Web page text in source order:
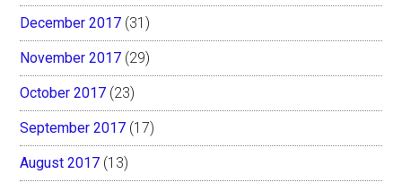
December 2017 (31)
November 2017 (29)
October 2017 (23)
September 2017 (17)
August 2017 (13)